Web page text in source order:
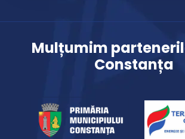
Mulțumim
Constanța